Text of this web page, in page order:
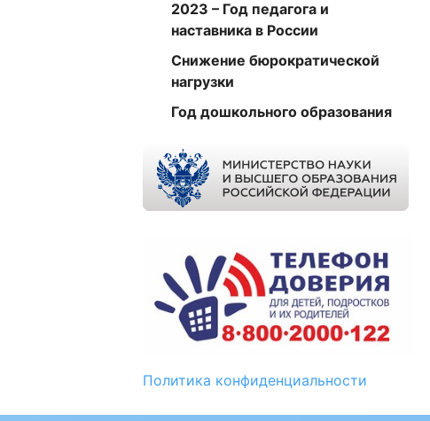
2023 – Год педагога и
наставника в России
Снижение бюрократической
нагрузки
Год дошкольного образования
Политика конфиденциальности